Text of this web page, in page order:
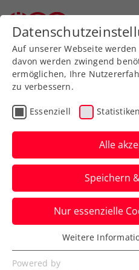
Zurück zur
Verbands-Info
Reintesten
Tennishalle
wie möglich!
Wir hatten gehofft,
Tennis mit Anfang
kommen wird. Die
Virus lässt
nicht zu.
Auf unserer Webseite
davon werden zwingend
ermöglichen, Ihre
zu verbessern.
Essenziell Statistiken
Alle
Speichern
Nur essenzielle
Essenziell
Essenzielle Cookies werden
Weitere
Powered by